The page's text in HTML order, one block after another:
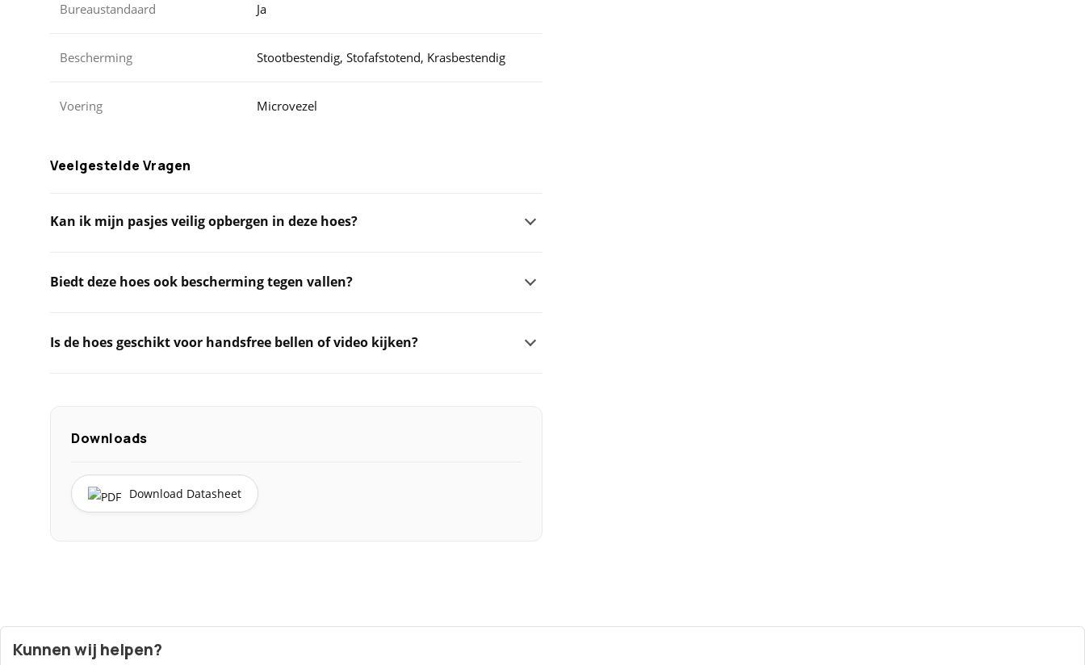
Bureaustandaard Ja
Bescherming Stootbestendig, Stofafstotend, Krasbestendig
Voering Microvezel
Veelgestelde Vragen
Kan ik mijn pasjes veilig opbergen in deze hoes?
Biedt deze hoes ook bescherming tegen vallen?
Is de hoes geschikt voor handsfree bellen of video kijken?
Downloads
Download Datasheet
Kunnen wij helpen?